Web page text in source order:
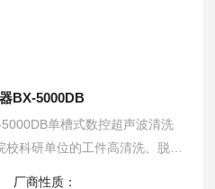
BX-5000DB
单槽式数控超声波清洗
校科研单位的工件高清洗、脱
厂商性质：